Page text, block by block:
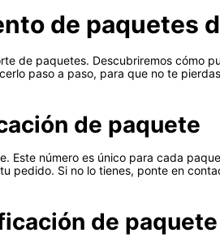
de paquetes
de paquetes. Descubriremos cómo
paso a paso, para que no te
de paquete
número es único para cada
pedido. Si no lo tienes, ponte en
de paquete